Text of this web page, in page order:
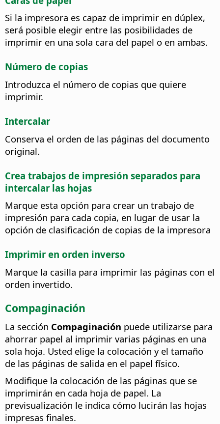
Si la impresora es capaz de imprimir en dúplex,
será posible elegir entre las posibilidades de
imprimir en una sola cara del papel o en ambas.
Número de copias
Introduzca el número de copias que quiere
imprimir.
Intercalar
Conserva el orden de las páginas del documento
original.
Crea trabajos de impresión separados para
intercalar las hojas
Marque esta opción para crear un trabajo de
impresión para cada copia, en lugar de usar la
opción de clasificación de copias de la impresora
Imprimir en orden inverso
Marque la casilla para imprimir las páginas con el
orden invertido.
Compaginación
La sección Compaginación puede utilizarse para
ahorrar papel al imprimir varias páginas en una
sola hoja. Usted elige la colocación y el tamaño
de las páginas de salida en el papel físico.
Modifique la colocación de las páginas que se
imprimirán en cada hoja de papel. La
previsualización le indica cómo lucirán las hojas
impresas finales.